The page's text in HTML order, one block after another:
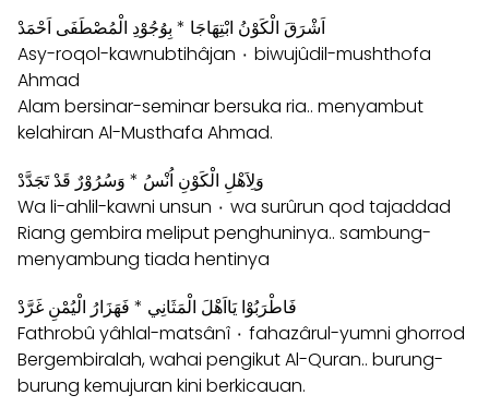
اَشْرَقَ الْكَوْنُ ابْتِهَاجَا * بِوُجُوْدِ الْمُصْطَفَى اَحْمَدْ
Asy-roqol-kawnubtihâjan ۰ biwujûdil-mushthofa
Ahmad
Alam bersinar-seminar bersuka ria.. menyambut
kelahiran Al-Musthafa Ahmad.
وَلِاَهْلِ الْكَوْنِ اُنْسُ * وَسُرُوْرٌ قَدْ تَجَدَّدْ
Wa li-ahlil-kawni unsun ۰ wa surûrun qod tajaddad
Riang gembira meliput penghuninya.. sambung-
menyambung tiada hentinya
فَاطْرَبُوْا يَااَهْلَ الْمَثَانِي * فَهَزَارُ الْيُمْنِ غَرَّدْ
Fathrobû yâhlal-matsânî ۰ fahazârul-yumni ghorrod
Bergembiralah, wahai pengikut Al-Quran.. burung-
burung kemujuran kini berkicauan.